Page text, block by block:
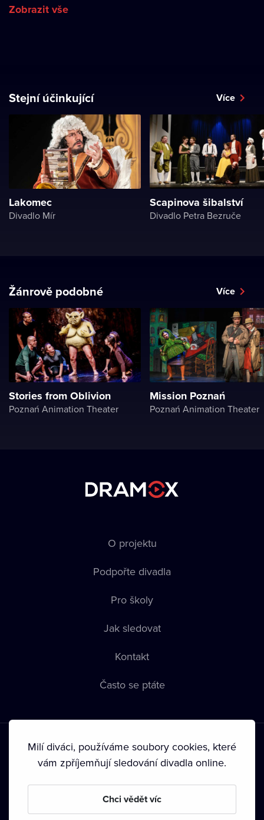
Zobrazit vše
Stejní účinkující Více
Lakomec
Divadlo Mír
Scapinova šibalství
Divadlo Petra Bezruče
Žánrově podobné Více
Stories from Oblivion
Poznań Animation Theater
Mission Poznań
Poznań Animation Theater
O projektu
Podpořte divadla
Pro školy
Jak sledovat
Kontakt
Často se ptáte
Podmínky používání • Ochrana soukromí • Zásady používání
• Autorská práva•
Milí diváci, používáme soubory cookies, které
vám zpříjemňují sledování divadla online.
Chci vědět víc